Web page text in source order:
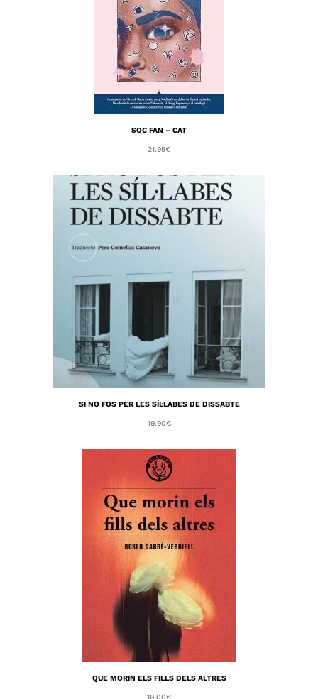
SOC FAN – CAT
21.95€
SI NO FOS PER LES SÍL·LABES DE DISSABTE
19.90€
QUE MORIN ELS FILLS DELS ALTRES
19.00€